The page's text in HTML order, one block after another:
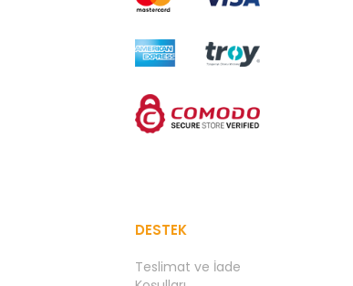
DESTEK
Teslimat ve İade